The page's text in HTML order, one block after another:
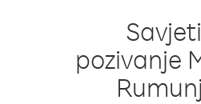
pozivanje